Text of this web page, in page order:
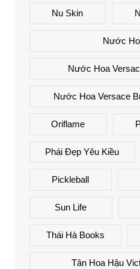
Nu Skin
Nước
Nước Hoa
Nước Hoa Versace
Oriflame
Phái Đẹp Yêu Kiều
Pickleball
Sun Life
Thái Hà Books
Tân Hoa Hậu